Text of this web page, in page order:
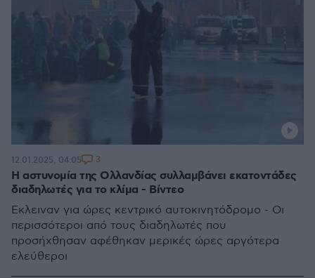
Η αστυνομία της Ολλανδίας συλλαμβάνει εκατοντάδες
διαδηλωτές για το κλίμα - Βίντεο
Έκλειναν για ώρες κεντρικό αυτοκινητόδρομο - Οι
περισσότεροι από τους διαδηλωτές που
προσήχθησαν αφέθηκαν μερικές ώρες αργότερα
ελεύθεροι
12.01.2025, 04:05 3